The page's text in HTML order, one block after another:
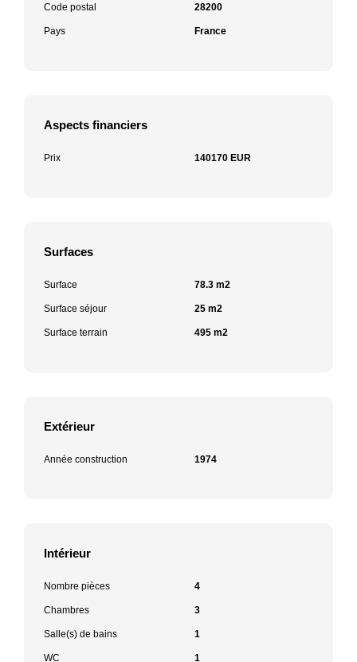
Code postal 28200
Pays France
Aspects financiers
Prix 140170 EUR
Surfaces
Surface 78.3 m2
Surface séjour 25 m2
Surface terrain 495 m2
Extérieur
Année construction 1974
Intérieur
Nombre pièces 4
Chambres 3
Salle(s) de bains 1
WC 1